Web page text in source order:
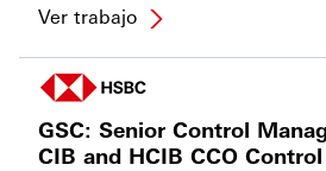
Ver trabajo
GSC: Senior Control
CIB and HCIB CCO